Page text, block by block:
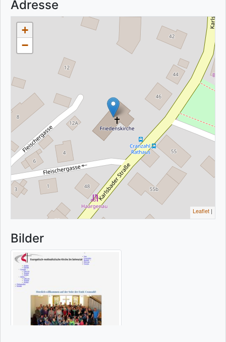
Adresse
+
−
Leaflet |
Bilder